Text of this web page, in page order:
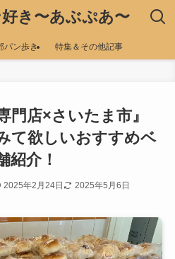
き〜あぶぷあ〜
パン歩き 特集＆その他記事
門店×さいたま市』
て欲しいおすすめベ
紹介！
2025年2月24日 2025年5月6日